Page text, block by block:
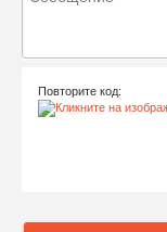
Повторите код: